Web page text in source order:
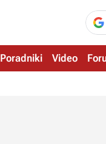
Poradniki Video